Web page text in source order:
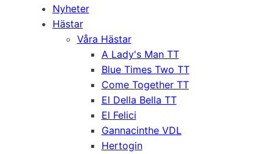
Nyheter
Hästar
Våra Hästar
A Lady's Man TT
Blue Times Two TT
Come Together TT
El Della Bella TT
El Felici
Gannacinthe VDL
Hertogin